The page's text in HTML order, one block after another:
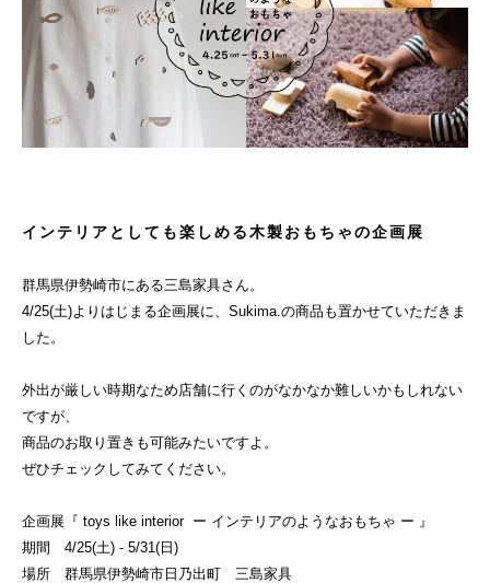
インテリアとしても楽しめる木製おもちゃの企画展
群馬県伊勢崎市にある三島家具さん。
4/25(土)よりはじまる企画展に、Sukima.の商品も置かせていただきま
した。
外出が厳しい時期なため店舗に行くのがなかなか難しいかもしれない
ですが、
商品のお取り置きも可能みたいですよ。
ぜひチェックしてみてください。
企画展『 toys like interior ー インテリアのようなおもちゃ ー 』
期間 4/25(土) - 5/31(日)
場所 群馬県伊勢崎市日乃出町 三島家具